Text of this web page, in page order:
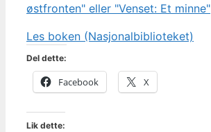
østfronten" eller "Venset: Et minne"
Les boken (Nasjonalbiblioteket)
Del dette:
Facebook X
Lik dette: